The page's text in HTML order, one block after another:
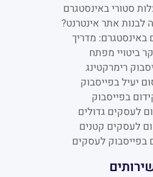
סטורי באינסטגרם
לבנות אתר אינטרנט?
באינסטגרם: מדריך
ביטויי מפתח
רימרקטינג
יעיל בפייסבוק
בפייסבוק
לעסקים גדולים
לעסקים קטנים
בפייסבוק לעסקים